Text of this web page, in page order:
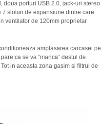
doua porturi USB 2.0, jack-uri stereo
sloturi de expansiune dintre care
ventilator de 120mm proprietar
amplasarea carcasei pe
ca se va “manca” destul de
in aceasta zona gasim si filtrul de